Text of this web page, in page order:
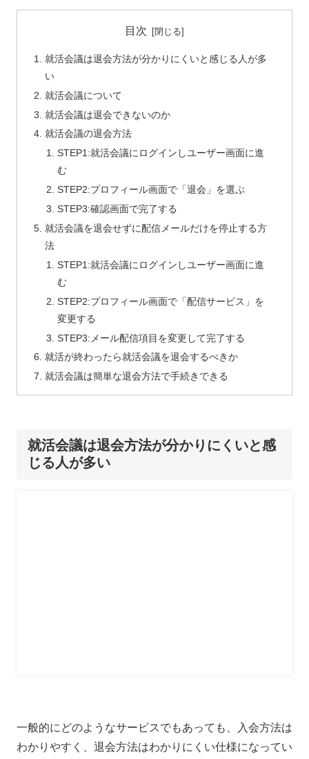
目次
就活会議は退会方法が分かりにくいと感じる人が多
い
就活会議について
就活会議は退会できないのか
就活会議の退会方法
STEP1:就活会議にログインしユーザー画面に進
む
STEP2:プロフィール画面で「退会」を選ぶ
STEP3:確認画面で完了する
就活会議を退会せずに配信メールだけを停止する方
法
STEP1:就活会議にログインしユーザー画面に進
む
STEP2:プロフィール画面で「配信サービス」を
変更する
STEP3:メール配信項目を変更して完了する
就活が終わったら就活会議を退会するべきか
就活会議は簡単な退会方法で手続きできる
就活会議は退会方法が分かりにくいと感
じる人が多い
一般的にどのようなサービスでもあっても、入会方法は
わかりやすく、退会方法はわかりにくい仕様になってい